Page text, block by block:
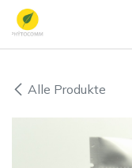
Zum Inhalt springen
Alle Produkte